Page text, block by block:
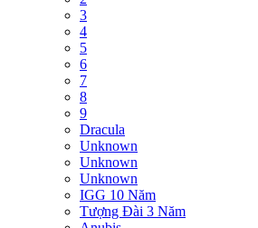
3
4
5
6
7
8
9
Dracula
Unknown
Unknown
Unknown
IGG 10 Năm
Tượng Đài 3 Năm